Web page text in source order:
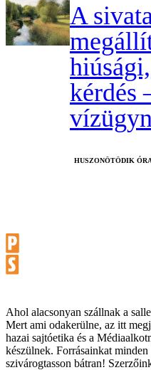
A
kérdés
HUSZONÖTÖDIK
Ahol alacsonyan szállnak a
Mert ami odakerülne, az itt
hazai sajtóetika és a
készülnek. Forrásainkat
szivárogtasson bátran!